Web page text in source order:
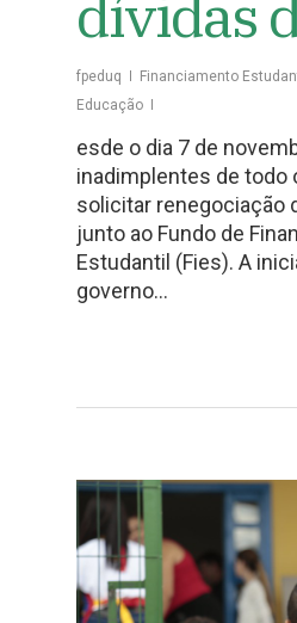
dívidas
fpeduq Financiamento
Educação
esde o dia 7 de
inadimplentes de todo
solicitar renegociação
junto ao Fundo de
Estudantil (Fies). A
governo…